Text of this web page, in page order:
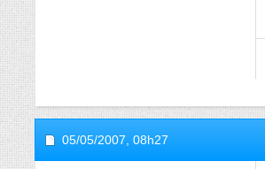
05/05/2007, 08h27